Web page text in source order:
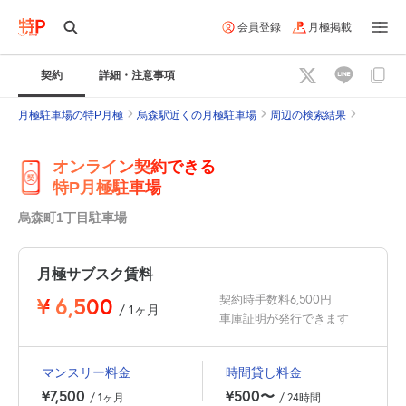
会員登録 月極掲載
契約 詳細・注意事項
月極駐車場の特P月極 烏森駅近くの月極駐車場 周辺の検索結果
オンライン契約できる
特P月極駐車場
烏森町1丁目駐車場
月極サブスク賃料
¥ 6,500 / 1ヶ月
契約時手数料6,500円
車庫証明が発行できます
マンスリー料金
¥7,500 / 1ヶ月
時間貸し料金
¥500〜 / 24時間